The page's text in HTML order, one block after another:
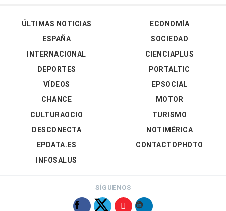
ÚLTIMAS NOTICIAS
ESPAÑA
INTERNACIONAL
DEPORTES
VÍDEOS
ECONOMÍA
SOCIEDAD
CIENCIAPLUS
PORTALTIC
EPSOCIAL
CHANCE
CULTURAOCIO
DESCONECTA
EPDATA.ES
INFOSALUS
MOTOR
TURISMO
NOTIMÉRICA
CONTACTOPHOTO
SÍGUENOS